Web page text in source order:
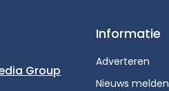
Group
Informatie
Adverteren
Nieuws melden